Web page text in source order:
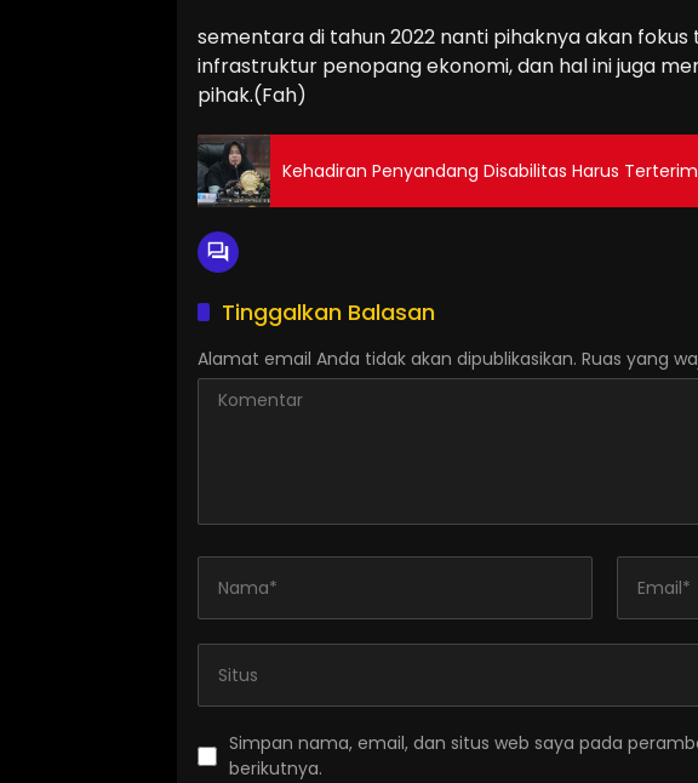
sementara di tahun 2022 nanti pihaknya akan
infrastruktur penopang ekonomi, dan hal ini juga
pihak.(Fah)
Kehadiran Penyandang Disabilitas Harus
Tinggalkan Balasan
Alamat email Anda tidak akan dipublikasikan. Ruas yang
Simpan nama, email, dan situs web saya pada
berikutnya.